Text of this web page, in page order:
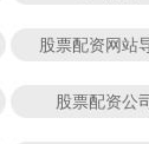
股票配资网站
股票配资公